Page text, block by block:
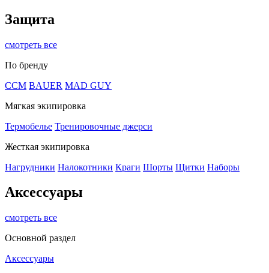
Защита
смотреть все
По бренду
CCM BAUER MAD GUY
Мягкая экипировка
Термобелье Тренировочные джерси
Жесткая экипировка
Нагрудники Налокотники Краги Шорты Щитки Наборы
Аксессуары
смотреть все
Основной раздел
Аксессуары